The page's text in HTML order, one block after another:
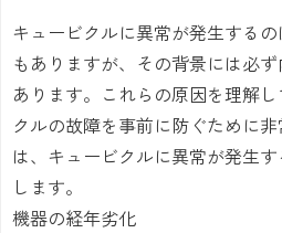
キュービクルに異常が発生する
もありますが、その背景には必
あります。これらの原因を理解
クルの故障を事前に防ぐために
は、キュービクルに異常が発生
します。
機器の経年劣化